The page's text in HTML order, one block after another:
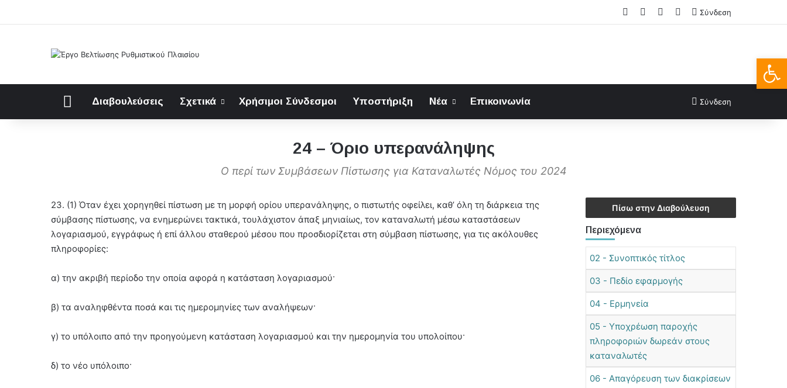
Facebook LinkedIn
FAQsΣύνδεση
ΑρχικήΔιαβουλεύσεις Σχετικά Χρήσιμοι Σύνδεσμοι Υποστήριξη Νέα Επικοινωνία Σύνδεση
24 – Όριο υπερανάληψης
Ο περί των Συμβάσεων Πίστωσης για Καταναλωτές Νόμος του 2024
23. (1) Όταν έχει χορηγηθεί πίστωση με τη μορφή ορίου υπερανάληψης, ο πιστωτής οφείλει, καθ’ όλη τη διάρκεια της
σύμβασης πίστωσης, να ενημερώνει τακτικά, τουλάχιστον άπαξ μηνιαίως, τον καταναλωτή μέσω καταστάσεων
λογαριασμού, εγγράφως ή επί άλλου σταθερού μέσου που προσδιορίζεται στη σύμβαση πίστωσης, για τις ακόλουθες
πληροφορίες:
α) την ακριβή περίοδο την οποία αφορά η κατάσταση λογαριασμού·
β) τα αναληφθέντα ποσά και τις ημερομηνίες των αναλήψεων·
γ) το υπόλοιπο από την προηγούμενη κατάσταση λογαριασμού και την ημερομηνία του υπολοίπου·
δ) το νέο υπόλοιπο·
Πίσω στην Διαβούλευση
Περιεχόμενα
02 - Συνοπτικός τίτλος
03 - Πεδίο εφαρμογής
04 - Ερμηνεία
05 - Υποχρέωση παροχής
πληροφοριών δωρεάν στους
καταναλωτές
06 - Απαγόρευση των διακρίσεων